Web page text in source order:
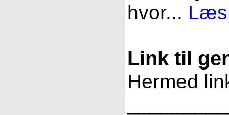
hvor... Læs
Link til
Hermed